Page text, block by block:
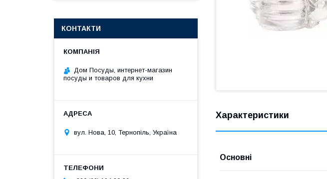
Характеристики
Основні
КОНТАКТИ
Дом Посуды, интернет-магазин
посуды и товаров для кухни
вул. Нова, 10, Тернопіль, Україна